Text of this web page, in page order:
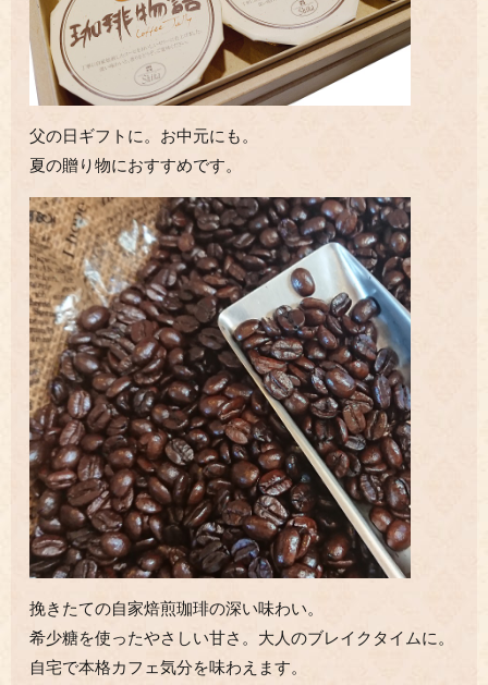
父の日ギフトに。お中元にも。
夏の贈り物におすすめです。
挽きたての自家焙煎珈琲の深い味わい。
希少糖を使ったやさしい甘さ。大人のブレイクタイムに。
自宅で本格カフェ気分を味わえます。